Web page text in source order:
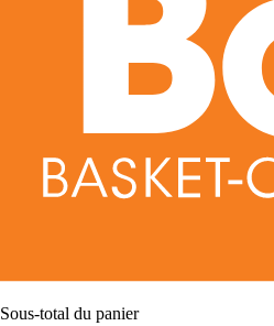
Sous-total du panier